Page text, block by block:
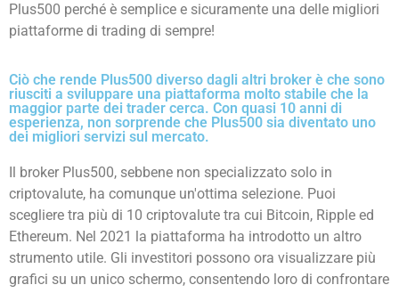
Plus500 perché è semplice e sicuramente una delle migliori
piattaforme di trading di sempre!
Ciò che rende Plus500 diverso dagli altri broker è che sono
riusciti a sviluppare una piattaforma molto stabile che la
maggior parte dei trader cerca. Con quasi 10 anni di
esperienza, non sorprende che Plus500 sia diventato uno
dei migliori servizi sul mercato.
Il broker Plus500, sebbene non specializzato solo in
criptovalute, ha comunque un'ottima selezione. Puoi
scegliere tra più di 10 criptovalute tra cui Bitcoin, Ripple ed
Ethereum. Nel 2021 la piattaforma ha introdotto un altro
strumento utile. Gli investitori possono ora visualizzare più
grafici su un unico schermo, consentendo loro di confrontare